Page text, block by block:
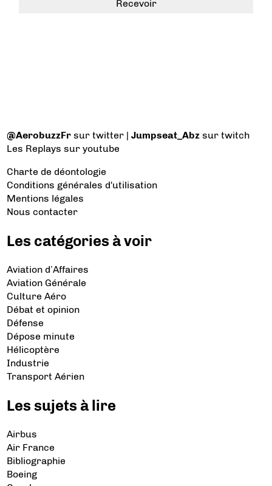
@AerobuzzFr sur twitter |Jumpseat_Abz sur twitch
Les Replays sur youtube
Charte de déontologie
Conditions générales d'utilisation
Mentions légales
Nous contacter
Les catégories à voir
Aviation d’Affaires
Aviation Générale
Culture Aéro
Débat et opinion
Défense
Dépose minute
Hélicoptère
Industrie
Transport Aérien
Les sujets à lire
Airbus
Air France
Bibliographie
Boeing